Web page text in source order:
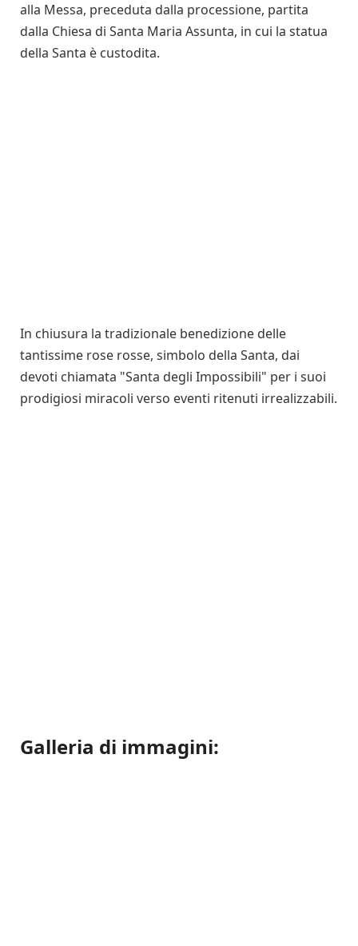
alla Messa, preceduta dalla processione, partita
dalla Chiesa di Santa Maria Assunta, in cui la statua
della Santa è custodita.
In chiusura la tradizionale benedizione delle
tantissime rose rosse, simbolo della Santa, dai
devoti chiamata "Santa degli Impossibili" per i suoi
prodigiosi miracoli verso eventi ritenuti irrealizzabili.
Galleria di immagini: